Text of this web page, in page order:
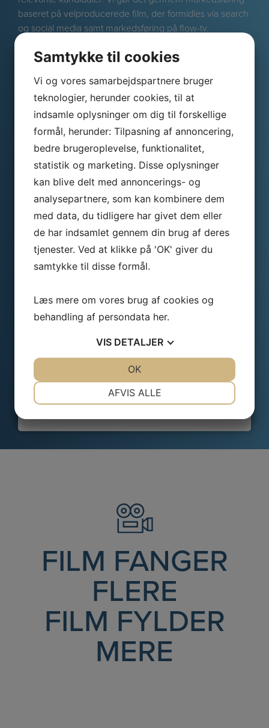
baseret på velproducerede film, der formidles via search
og social media samt markedsføring på flow-tv.
Skriv til os og vi er straks
tilbage
Navn
Virksomhed
Telefon
*
E-
*
Besked
*
FILM FANGER
FLERE
FILM FYLDER
MERE
Samtykke til cookies
Vi og vores samarbejdspartnere bruger
teknologier, herunder cookies, til at
indsamle oplysninger om dig til forskellige
formål, herunder: Tilpasning af annoncering,
bedre brugeroplevelse, funktionalitet,
statistik og marketing. Disse oplysninger
kan blive delt med annoncerings- og
analysepartnere, som kan kombinere dem
med data, du tidligere har givet dem eller
de har indsamlet gennem din brug af deres
tjenester. Ved at klikke på 'OK' giver du
samtykke til disse formål.
Læs mere om vores brug af cookies og
behandling af persondata her.
VIS DETALJER
MARKETING STATISTIK
AFVIS ALLE
OK